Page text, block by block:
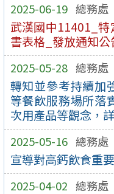
2025-06-19 總務處
武漢國中11401_
書表格_發放通知公
2025-05-28 總務處
轉知並參考持續加
等餐飲服務場所落
次用產品等觀念，
2025-05-16 總務處
宣導對高鈣飲食重
2025-04-02 總務處